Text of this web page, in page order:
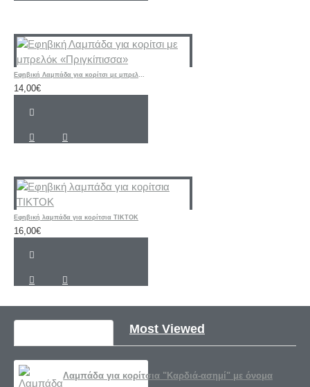
14,00€
Εφηβική λαμπάδα για κορίτσια ΤΙΚΤΟΚ
16,00€
Most Viewed
Λαμπάδα για κορίτσια "Καρδιά-ασημί" με όνομα